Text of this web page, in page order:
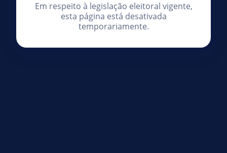
Em respeito à legislação eleitoral vigente,
esta página está desativada
temporariamente.